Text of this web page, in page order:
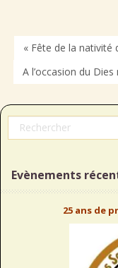
« Fête de la nativité
A l’occasion du
Evènements
25 ans de